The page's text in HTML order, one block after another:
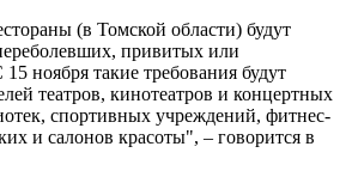
(в Томской области) будут
привитых или
ноября такие требования будут
театров, кинотеатров и концертных
спортивных учреждений, фитнес-
и салонов красоты", – говорится в